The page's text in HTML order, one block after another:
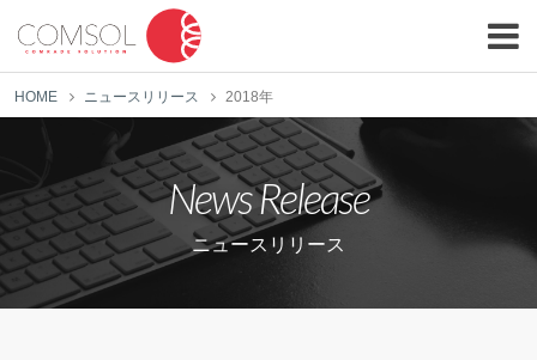
HOME ニュースリリース 2018年
News Release
ニュースリリース